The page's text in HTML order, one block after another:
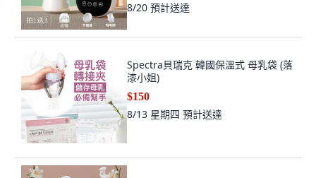
8/20 預計送達
Spectra貝瑞克 韓國保溫式 母乳袋 (落
漆小姐)
$150
8/13 星期四 預計送達